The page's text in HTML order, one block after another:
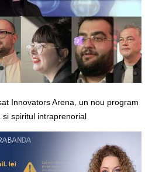
Innovators Arena, un nou program
spiritul intraprenorial